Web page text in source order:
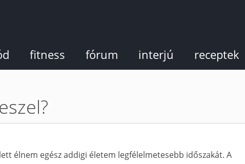
fitness fórum interjú receptek
élnem egész addigi életem legfélelmetesebb időszakát. A